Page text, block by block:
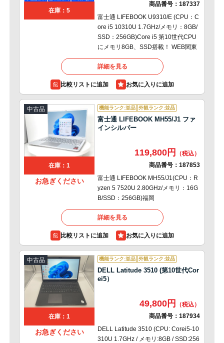
在庫：5
商品番号： 187337
富士通 LIFEBOOK U9310/E (CPU：C
ore i5 10310U 1.7GHz/メモリ：8GB/
SSD：256GB)Core i5 第10世代CPU
にメモリ8GB、SSD搭載！ WEB関東
詳細を見る
比較リストに追加
中古品
在庫：1
お急ぎください
機能ランク:並品 外観ランク:並品
富士通 LIFEBOOK MH55/J1 ファ
インシルバー
119,800円
商品番号： 187853
富士通 LIFEBOOK MH55/J1(CPU：R
yzen 5 7520U 2.80GHz/メモリ：16G
B/SSD：256GB)福岡
詳細を見る
比較リストに追加
中古品
在庫：1
お急ぎください
機能ランク:並品 外観ランク:並品
DELL Latitude 3510 (第10世代Cor
ei5）
49,800円
商品番号： 187934
DELL Latitude 3510 (CPU: Corei5-10
310U 1.7GHz / メモリ:8GB / SSD:256